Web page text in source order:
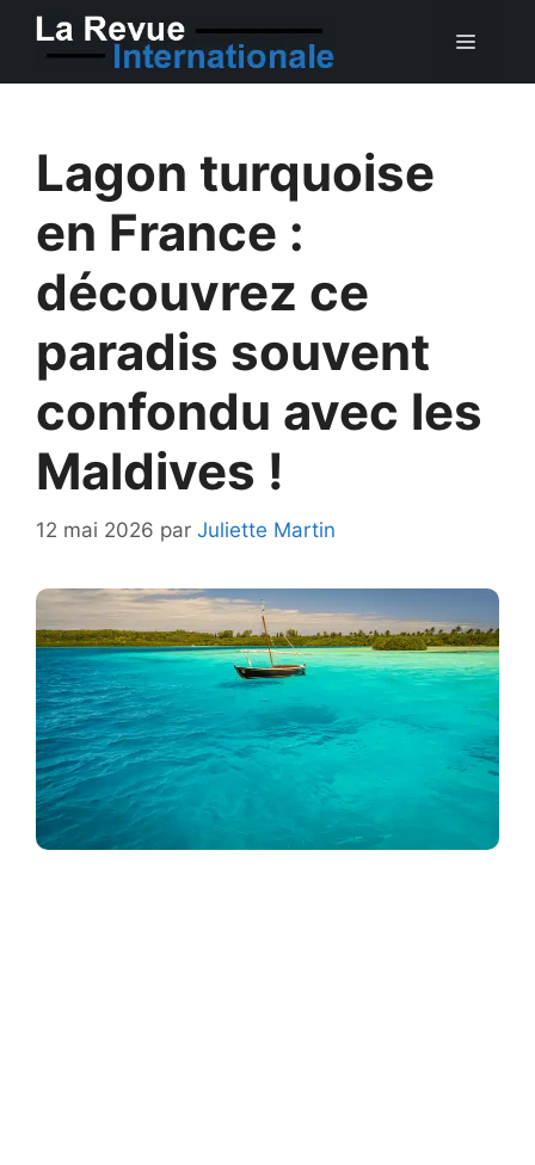
Aller
Lagon turquoise
en France :
découvrez ce
paradis souvent
confondu avec les
Maldives !
12 mai 2026 par Juliette Martin